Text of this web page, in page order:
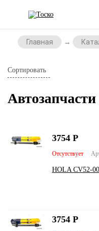
Главная
Сортировать
Отсутствует
HOLA CV52-
3754 Р
3754 Р